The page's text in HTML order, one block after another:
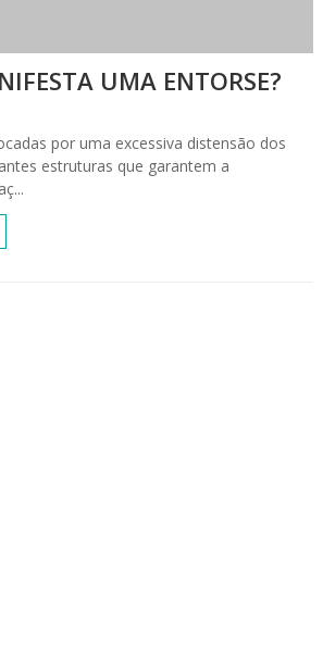
UMA ENTORSE?
por uma excessiva distensão dos
estruturas que garantem a